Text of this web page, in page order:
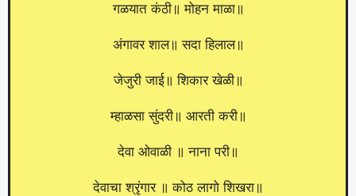
गळयात कंठी॥ मोहन माळा॥
अंगावर शाल॥ सदा हिलाल॥
जेजुरी जाई॥ शिकार खेळी॥
म्हाळसा सुंदरी॥ आरती करी॥
देवा ओवाळी ॥ नाना परी॥
देवाचा श्रृंगार ॥ कोठ लागो शिखरा॥